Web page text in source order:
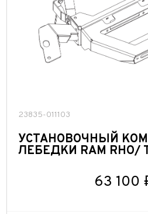
23835-011103
УСТАНОВОЧНЫЙ
ЛЕБЕДКИ RAM RHO/
63 100